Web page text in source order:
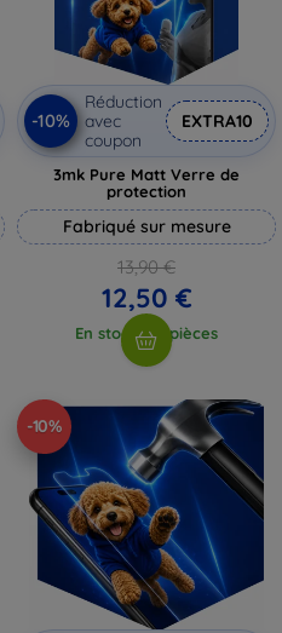
-10%
Réduction
avec
coupon
EXTRA10
3mk Pure Matt Verre de
protection
Fabriqué sur mesure
13,90 €
12,50 €
En stock > 5 pièces
-10%